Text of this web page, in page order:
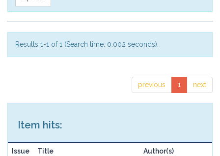
Results 1-1 of 1 (Search time: 0.002 seconds).
previous 1 next
Item hits:
Issue Title Author(s)